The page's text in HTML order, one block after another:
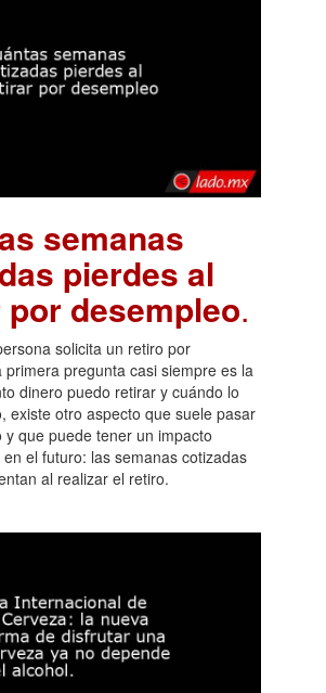
semanas
pierdes al
desempleo.
solicita un retiro por
primera pregunta casi siempre es la
dinero puedo retirar y cuándo lo
existe otro aspecto que suele pasar
y que puede tener un impacto
el futuro: las semanas cotizadas
al realizar el retiro.